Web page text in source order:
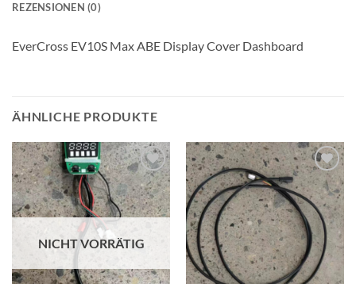
REZENSIONEN (0)
EverCross EV10S Max ABE Display Cover Dashboard
ÄHNLICHE PRODUKTE
Auf die
Wunschliste
NICHT VORRÄTIG
Auf die
Wunschliste